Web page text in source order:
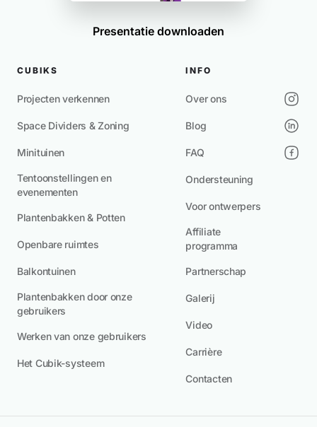
Presentatie downloaden
CUBIKS
Projecten verkennen
Space Dividers & Zoning
Minituinen
Tentoonstellingen en
evenementen
Plantenbakken & Potten
Openbare ruimtes
Balkontuinen
Plantenbakken door onze
gebruikers
Werken van onze gebruikers
Het Cubik-systeem
INFO
Over ons
Blog
FAQ
Ondersteuning
Voor ontwerpers
Affiliate
programma
Partnerschap
Galerij
Video
Carrière
Contacten